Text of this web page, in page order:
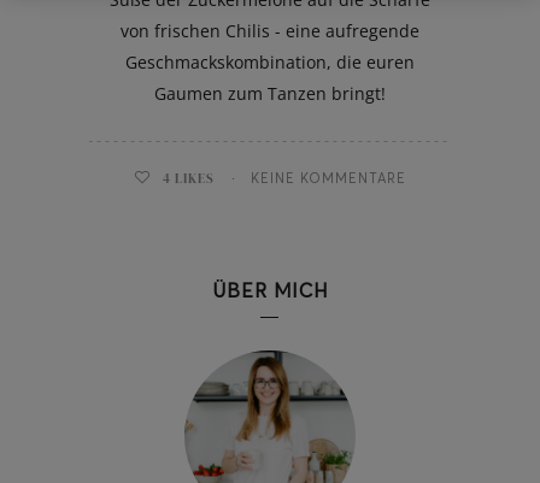
von frischen Chilis - eine aufregende
Geschmackskombination, die euren
Gaumen zum Tanzen bringt!
4 LIKES KEINE KOMMENTARE
ÜBER MICH